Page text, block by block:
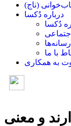
(ناج)
درباره دُکسا
دُکسا
با ما
به همکاری
و معنی